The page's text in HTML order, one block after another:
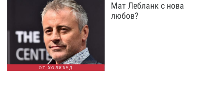
ОТ ХОЛИВУД
Мат Лебланк с нова
любов?